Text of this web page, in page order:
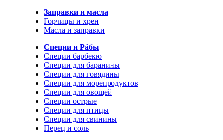
Заправки и масла
Горчицы и хрен
Масла и заправки
Специи и Рáбы
Специи барбекю
Специи для баранины
Специи для говядины
Специи для морепродуктов
Специи для овощей
Специи острые
Специи для птицы
Специи для свинины
Перец и соль